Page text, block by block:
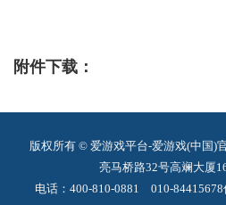
附件下载：
版权所有 © 爱游戏平台-爱游戏(中国)
亮马桥路32号高斓大厦
电话：400-810-0881 010-84415678